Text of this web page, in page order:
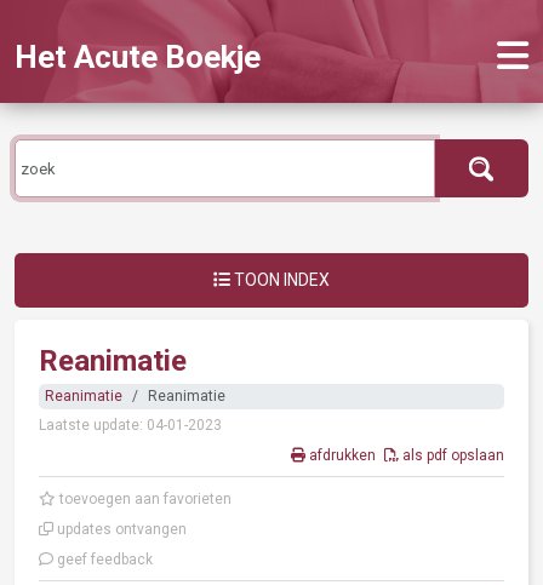
Het Acute Boekje
TOON INDEX
Reanimatie
Reanimatie
Reanimatie
Laatste update: 04-01-2023
afdrukken
als pdf opslaan
toevoegen aan favorieten
updates ontvangen
geef feedback